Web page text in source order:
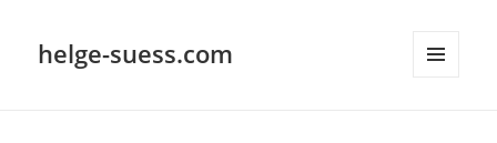
helge-suess.com